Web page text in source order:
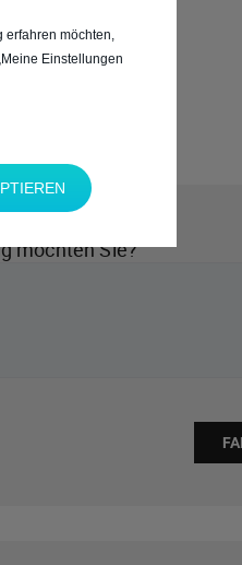
möchten Sie?*
erfahren möchten,
Einstellungen